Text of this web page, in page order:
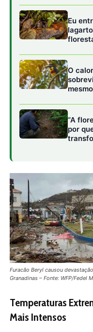
Furacão Beryl causou
Granadinas – Fonte: WFP/Fedel
Temperaturas
Mais Intensos
Segundo a
este foi o nono ano
furacônicas acima da
registra cerca de 14
sete furacões e três
estação em 1º de junho.
A secretária-geral da
as ocorrências de
temperatura, o que
ciclones tropicais,